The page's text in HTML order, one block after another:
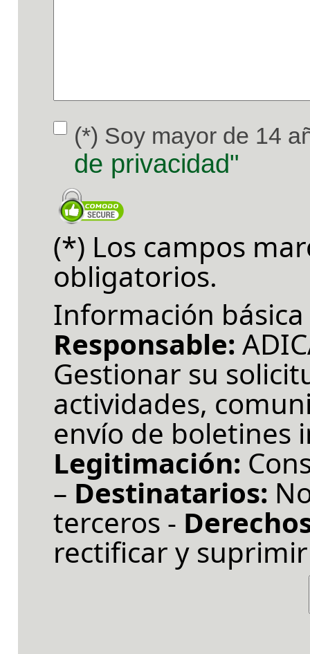
(*) Soy mayor de 14
de privacidad"
(*) Los campos
obligatorios.
Información
Responsable:
Gestionar su
actividades,
envío de boletines
Legitimación:
– Destinatarios:
terceros -
rectificar y